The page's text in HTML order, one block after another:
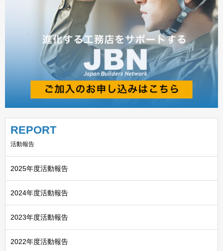
REPORT
活動報告
2025年度活動報告
2024年度活動報告
2023年度活動報告
2022年度活動報告